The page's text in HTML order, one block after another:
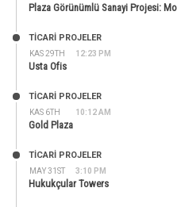
Plaza Görünümlü Sanayi Projesi:
KAS 29TH 12:23 PM
TİCARİ PROJELER
Usta Ofis
KAS 6TH 10:12 AM
TİCARİ PROJELER
Gold Plaza
MAY 31ST 3:10 PM
TİCARİ PROJELER
Hukukçular Towers